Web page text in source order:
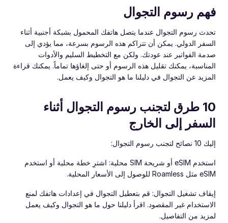
فهم رسوم التجوال
تحدث رسوم التجوال عندما يتصل هاتفك المحمول بشبكة أجنبية أثناء
السفر الدولي. يمكن أن تتراكم هذه الرسوم بسرعة، مما يؤدي إلى
صدمة الفواتير عند عودتك. ولكن مع التخطيط السليم والأدوات
المناسبة، يمكنك تقليل هذه الرسوم أو حتى إلغاؤها تماماً. يمكنك قراءة
المزيد عن التجوال في دليلنا ما هو التجوال وكيف يعمل.
10 طرق لتجنب رسوم التجوال أثناء
السفر إلى الخارج
إليك 10 نصائح لتجنب رسوم التجوال:
استخدم eSIM أو شريحة SIM محلية: اشترِ خطة محلية أو استخدم
eSIM مثل Roamless للوصول إلى الأسعار المحلية.
إيقاف تشغيل التجوال: قم بتعطيل التجوال في إعدادات هاتفك لمنع
الاستخدام غير المقصود. اقرأ دليلنا حول ما هو التجوال وكيف يعمل
لمزيد من التفاصيل.